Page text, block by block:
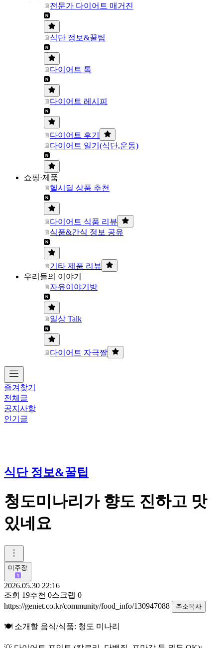
전문가 다이어트 매거진
식단 정보&꿀팁
다이어트 톡
다이어트 레시피
다이어트 후기
다이어트 일기(식단,운동)
쇼핑·제품
헬시딜 상품 추천
다이어트 식품 리뷰
식품&간식 정보 공유
기타 제품 리뷰
우리들의 이야기
자유이야기방
일상 Talk
다이어트 자극짤
즐겨찾기
전체글
공지사항
인기글
식단 정보&꿀팁
청도미나리가 향도 진하고 맛
있네요
미주장
2026.05.30 22:16
조회 19추천 0스크랩 0
https://geniet.co.kr/community/food_info/130947088
주소복사
🍽️ 소개할 음식/식품: 청도 미나리